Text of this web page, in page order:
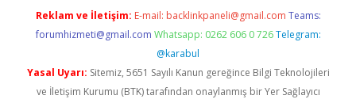
Reklam ve İletişim: E-mail: backlinkpaneli@gmail.com Teams:
forumhizmeti@gmail.com Whatsapp: 0262 606 0 726 Telegram:
@karabul
Yasal Uyarı: Sitemiz, 5651 Sayılı Kanun gereğince Bilgi Teknolojileri
ve İletişim Kurumu (BTK) tarafından onaylanmış bir Yer Sağlayıcı